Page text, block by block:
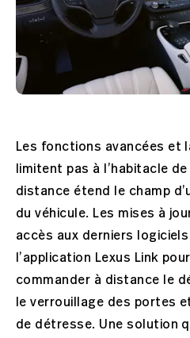
Les fonctions avancées et
limitent pas à l’habitacle de
distance étend le champ
du véhicule. Les mises à
accès aux derniers
l’application Lexus Link
commander à distance le
le verrouillage des portes
de détresse. Une solution